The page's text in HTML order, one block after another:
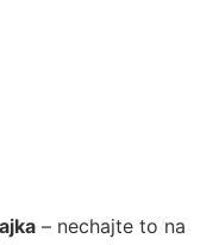
– nechajte to na